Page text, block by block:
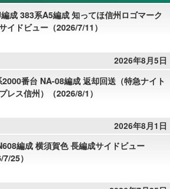
成 383系A5編成 知ってほ信州ロゴマーク
イドビュー（2026/7/11）
2026年8月5日
番台 NA-08編成 返却回送（特急ナイト
レス信州）（2026/8/1）
2026年8月1日
編成 横須賀色 長編成サイドビュー
7/25）